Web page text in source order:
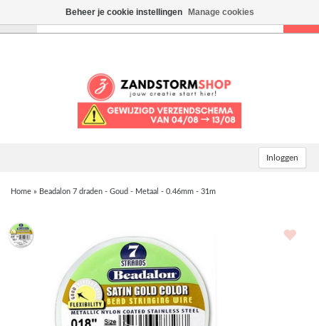
Inloggen
Home » Beadalon 7 draden - Goud - Metaal - 0.46mm - 31m
Beheer je cookie instellingen Manage cookies